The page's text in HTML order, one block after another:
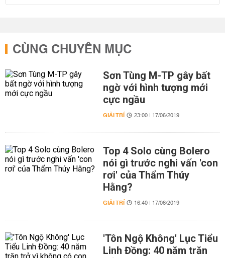
CÙNG CHUYÊN MỤC
Sơn Tùng M-TP gây bất
ngờ với hình tượng mới
cực ngầu
GIẢI TRÍ 23:00 | 17/06/2019
Top 4 Solo cùng Bolero
nói gì trước nghi vấn 'con
rơi' của Thẩm Thúy
Hằng?
GIẢI TRÍ 16:40 | 17/06/2019
'Tôn Ngộ Không' Lục Tiểu
Linh Đồng: 40 năm trăn